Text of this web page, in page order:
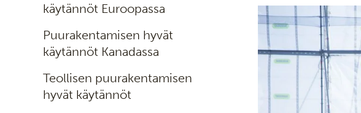
käytännöt Euroopassa
Puurakentamisen hyvät
käytännöt Kanadassa
Teollisen puurakentamisen
hyvät käytännöt